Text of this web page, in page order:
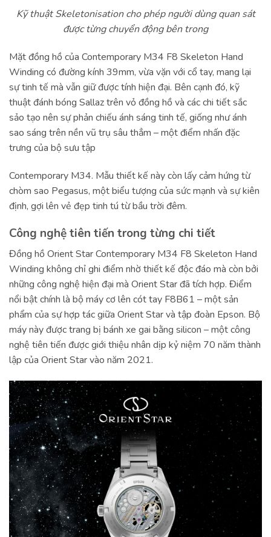
Kỹ thuật Skeletonisation cho phép người dùng quan sát
được từng chuyển động bên trong
Mặt đồng hồ của Contemporary M34 F8 Skeleton Hand
Winding có đường kính 39mm, vừa vặn với cổ tay, mang lại
sự tinh tế mà vẫn giữ được tính hiện đại. Bên cạnh đó, kỹ
thuật đánh bóng Sallaz trên vỏ đồng hồ và các chi tiết sắc
sảo tạo nên sự phản chiếu ánh sáng tinh tế, giống như ánh
sao sáng trên nền vũ trụ sâu thẳm – một điểm nhấn đặc
trưng của bộ sưu tập
Contemporary M34. Mẫu thiết kế này còn lấy cảm hứng từ
chòm sao Pegasus, một biểu tượng của sức mạnh và sự kiên
định, gợi lên vẻ đẹp tinh tú từ bầu trời đêm.
Công nghệ tiên tiến trong từng chi tiết
Đồng hồ Orient Star Contemporary M34 F8 Skeleton Hand
Winding không chỉ ghi điểm nhờ thiết kế độc đáo mà còn bởi
những công nghệ hiện đại mà Orient Star đã tích hợp. Điểm
nổi bật chính là bộ máy cơ lên cót tay F8B61 – một sản
phẩm của sự hợp tác giữa Orient Star và tập đoàn Epson. Bộ
máy này được trang bị bánh xe gai bằng silicon – một công
nghệ tiên tiến được giới thiệu nhân dịp kỷ niệm 70 năm thành
lập của Orient Star vào năm 2021.